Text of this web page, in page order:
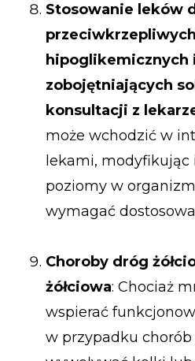
Stosowanie leków
hipoglikemicznych
zobojętniających
konsultacji z
może wchodzić w
lekami, modyfikując
poziomy w
wymagać
Choroby dróg
żółciowa: Chociaż
wspierać
w przypadku chorób